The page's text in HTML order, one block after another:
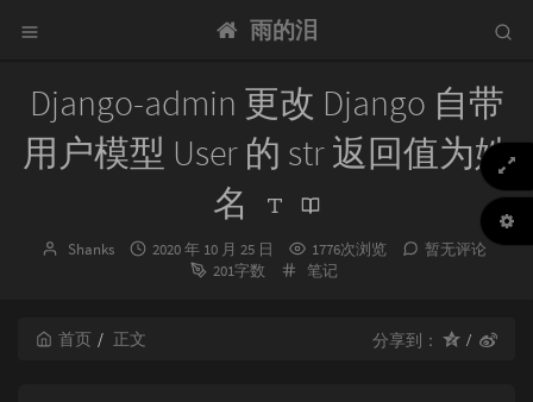
雨的泪
Django-admin 更改 Django 自带
用户模型 User 的 str 返回值为姓
名
博
Shanks
发
2020 年 10 月 25 日 1776次浏览
暂无评论
201字数
分
笔记
首页 正文 分享到：